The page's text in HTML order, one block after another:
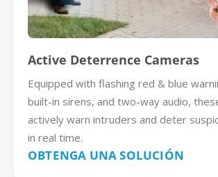
Active Deterrence Cameras
Equipped with flashing red & blue
built-in sirens, and two-way audio,
actively warn intruders and deter
in real time.
OBTENGA UNA SOLUCIÓN